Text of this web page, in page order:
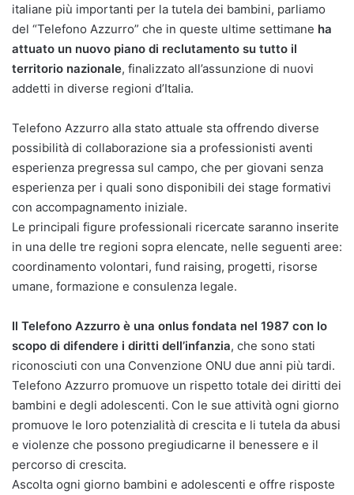
italiane più importanti per la tutela dei bambini, parliamo
del “Telefono Azzurro” che in queste ultime settimane ha
attuato un nuovo piano di reclutamento su tutto il
territorio nazionale, finalizzato all’assunzione di nuovi
addetti in diverse regioni d’Italia.
Telefono Azzurro alla stato attuale sta offrendo diverse
possibilità di collaborazione sia a professionisti aventi
esperienza pregressa sul campo, che per giovani senza
esperienza per i quali sono disponibili dei stage formativi
con accompagnamento iniziale.
Le principali figure professionali ricercate saranno inserite
in una delle tre regioni sopra elencate, nelle seguenti aree:
coordinamento volontari, fund raising, progetti, risorse
umane, formazione e consulenza legale.
Il Telefono Azzurro è una onlus fondata nel 1987 con lo
scopo di difendere i diritti dell’infanzia, che sono stati
riconosciuti con una Convenzione ONU due anni più tardi.
Telefono Azzurro promuove un rispetto totale dei diritti dei
bambini e degli adolescenti. Con le sue attività ogni giorno
promuove le loro potenzialità di crescita e li tutela da abusi
e violenze che possono pregiudicarne il benessere e il
percorso di crescita.
Ascolta ogni giorno bambini e adolescenti e offre risposte